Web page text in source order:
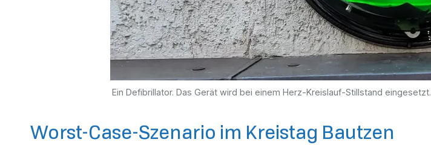
Ein Defibrillator. Das Gerät wird bei einem Herz-Kreislauf-Stillstand eingesetzt.
Worst-Case-Szenario im Kreistag Bautzen